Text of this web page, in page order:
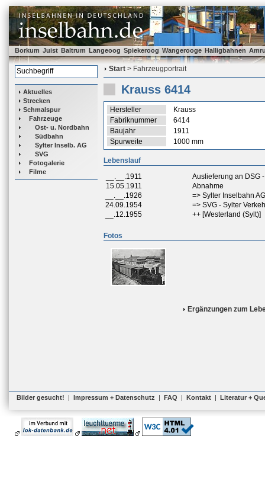
Borkum Juist Baltrum Langeoog Spiekeroog Wangerooge Halligbahnen
Aktuelles
Strecken
Schmalspur
Fahrzeuge
Ost- u. Nordbahn
Südbahn
Sylter Inselb. AG
SVG
Fotogalerie
Filme
Start > Fahrzeugportrait
Krauss 6414
Hersteller
Krauss
Fabriknummer
6414
Baujahr
1911
Spurweite
1000 mm
Lebenslauf
__.__.1911
Auslieferung an DSG
15.05.1911
Abnahme
__.__.1926
=> Sylter Inselbahn
24.09.1954
=> SVG - Sylter
__.12.1955
++ [Westerland (Sylt)]
Fotos
Ergänzungen zum
Bilder gesucht! | Impressum + Datenschutz | FAQ | Kontakt | Literatur +